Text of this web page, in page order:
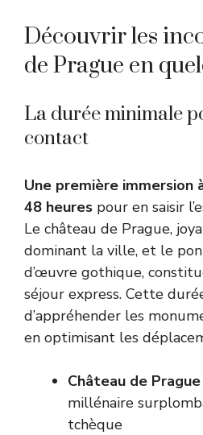
Découvrir les
de Prague en
La durée minimale
contact
Une première immersion
48 heures pour en saisir
Le château de Prague,
dominant la ville, et le
d’œuvre gothique,
séjour express. Cette
d’appréhender les
en optimisant les
Château de Prague
millénaire
tchèque